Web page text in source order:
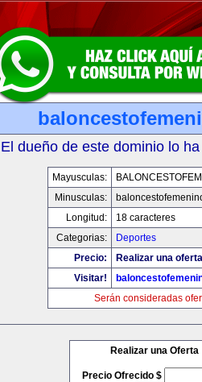
El dueño de este dominio lo
Mayusculas:
Minusculas:
Longitud:
18 caracteres
Categorias:
Deportes
Precio:
Realizar una
Visitar!
Serán consideradas
Realizar una Oferta
Precio Ofrecido $